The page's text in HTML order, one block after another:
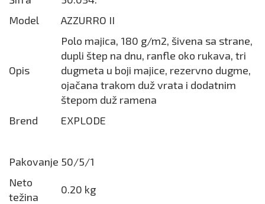
Model
AZZURRO II
Opis
Polo majica, 180 g/m2, šivena sa strane,
dupli štep na dnu, ranfle oko rukava, tri
dugmeta u boji majice, rezervno dugme,
ojačana trakom duž vrata i dodatnim
štepom duž ramena
Brend
EXPLODE
Pakovanje 50/5/1
Neto
težina
0.20 kg